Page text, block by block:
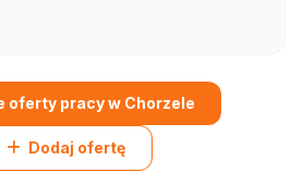
oferty pracy w Chorzele
Dodaj ofertę